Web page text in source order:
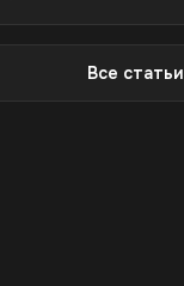
Все статьи